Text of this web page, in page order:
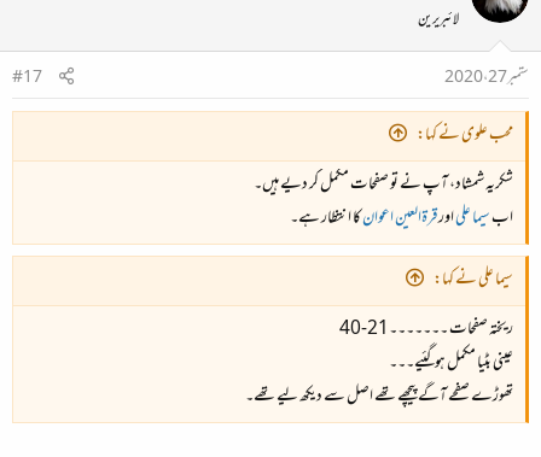
لائبریرین
ستمبر 27، 2020
#17
محب علوی نے کہا:
شکریہ شمشاد، آپ نے تو صفحات مکمل کر دیے ہیں۔
ابسیما علیاورقرۃالعین اعوانکا انتظار ہے۔
سیما علی نے کہا:
ریختہ صفحات ۔۔۔۔۔۔۔21-40
عینی بٹیا مکمل ہوگئیے۔۔۔
تھوڑے صفحے آگے پیچھے تھے اصل سے دیکھ لیے تھے۔